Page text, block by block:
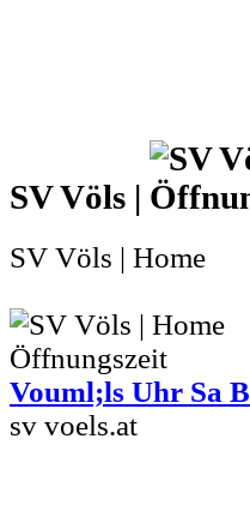
SV Völs |
SV Völs | Home
Vouml;ls Uhr Sa B
sv voels.at